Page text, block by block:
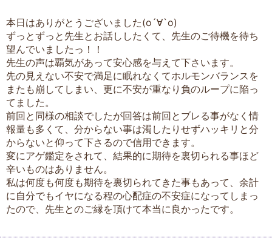
本日はありがとうございました(о´∀`о)
ずっとずっと先生とお話ししたくて、先生のご待機を待ち
望んでいましたっ！！
先生の声は覇気があって安心感を与えて下さいます。
先の見えない不安で満足に眠れなくてホルモンバランスを
またも崩してしまい、更に不安が重なり負のループに陥っ
てました。
前回と同様の相談でしたが回答は前回とブレる事がなく情
報量も多くて、分からない事は濁したりせずハッキリと分
からないと仰って下さるので信用できます。
変にアゲ鑑定をされて、結果的に期待を裏切られる事ほど
辛いものはありません。
私は何度も何度も期待を裏切られてきた事もあって、余計
に自分でもイヤになる程の心配症の不安症になってしまっ
たので、先生とのご縁を頂けて本当に良かったです。